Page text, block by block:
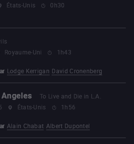
États-Unis 0h30
Royaume-Uni 1h43
Lodge Kerrigan David Cronenberg
To Live and Die in L.A.
États-Unis 1h56
Alain Chabat Albert Dupontel